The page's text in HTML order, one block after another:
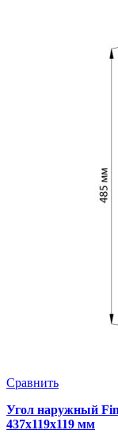
Сравнить
Угол наружный
437х119х119 мм